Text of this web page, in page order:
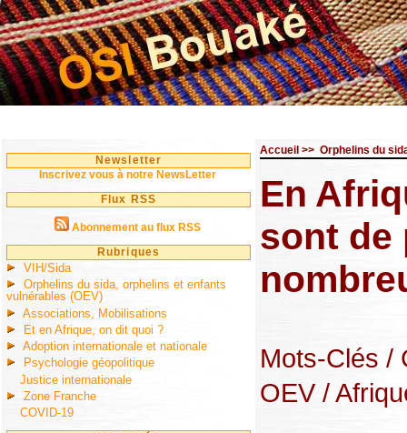
Newsletter
Inscrivez vous à notre NewsLetter
Flux RSS
Abonnement au flux RSS
Rubriques
VIH/Sida
Orphelins du sida, orphelins et enfants
vulnérables (OEV)
Associations, Mobilisations
Et en Afrique, on dit quoi ?
Adoption internationale et nationale
Psychologie géopolitique
Justice internationale
Zone Franche
COVID-19
Accueil >> Orphelins du
En
sont de
Mots-Clés /
OEV /